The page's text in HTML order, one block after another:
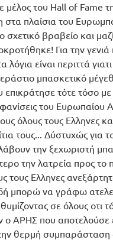
μέλος του Hall of Fame
στα πλαίσια του
σχετικό βραβείο και
Για την
λόγια είναι περιττά
μπασκετικό
επικράτησε τότε τόσο
του
όλους τους Ελληνες
τους... Δύστυχώς για
την ξεχωριστή
την λατρεία προς
Ελληνες
μπορώ να γράφω
σε όλους οτι
ΑΡΗΣ που αποτελούσε
την θερμή